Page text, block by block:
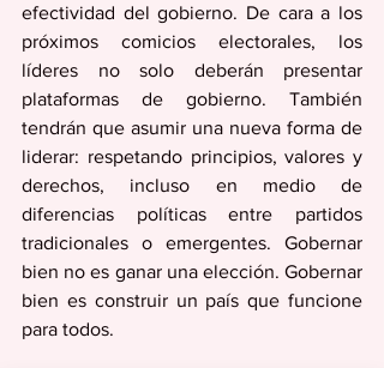
efectividad del gobierno. De cara a los
próximos comicios electorales, los
líderes no solo deberán presentar
plataformas de gobierno. También
tendrán que asumir una nueva forma de
liderar: respetando principios, valores y
derechos, incluso en medio de
diferencias políticas entre partidos
tradicionales o emergentes. Gobernar
bien no es ganar una elección. Gobernar
bien es construir un país que funcione
para todos.